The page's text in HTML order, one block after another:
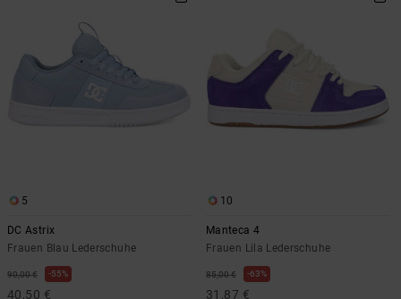
5
DC Astrix
Frauen Blau Lederschuhe
90,00 € 55%
40,50 €
10
Manteca 4
Frauen Lila Lederschuhe
85,00 € 63%
31,87 €